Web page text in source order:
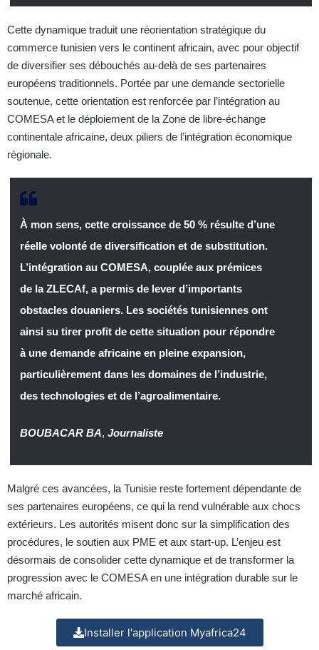
Cette dynamique traduit une réorientation stratégique du
commerce tunisien vers le continent africain, avec pour objectif
de diversifier ses débouchés au-delà de ses partenaires
européens traditionnels. Portée par une demande sectorielle
soutenue, cette orientation est renforcée par l’intégration au
COMESA et le déploiement de la Zone de libre-échange
continentale africaine, deux piliers de l’intégration économique
régionale.
À mon sens, cette croissance de 50 % résulte d’une
réelle volonté de diversification et de substitution.
L’intégration au COMESA, couplée aux prémices
de la ZLECAf, a permis de lever d’importants
obstacles douaniers. Les sociétés tunisiennes ont
ainsi su tirer profit de cette situation pour répondre
à une demande africaine en pleine expansion,
particulièrement dans les domaines de l’industrie,
des technologies et de l’agroalimentaire.
BOUBACAR BA, Journaliste
Malgré ces avancées, la Tunisie reste fortement dépendante de
ses partenaires européens, ce qui la rend vulnérable aux chocs
extérieurs. Les autorités misent donc sur la simplification des
procédures, le soutien aux PME et aux start-up. L’enjeu est
désormais de consolider cette dynamique et de transformer la
progression avec le COMESA en une intégration durable sur le
marché africain.
Installer l'application Myafrica24